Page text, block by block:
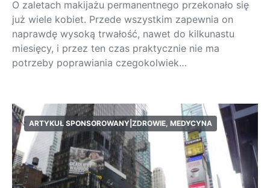
O zaletach makijażu permanentnego przekonało się
już wiele kobiet. Przede wszystkim zapewnia on
naprawdę wysoką trwałość, nawet do kilkunastu
miesięcy, i przez ten czas praktycznie nie ma
potrzeby poprawiania czegokolwiek…
ARTYKUŁ SPONSOROWANY|ZDROWIE, MEDYCYNA